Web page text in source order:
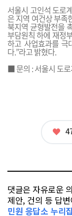
서울시 고인석 도로
은 지역 여건상 부족
북지역 균형발전을
부담원칙 하에 재정
하고 사업효과를 극
다.”라고 밝혔다.
■ 문의 : 서울시 도
좋
댓글은 자유로운
제안, 건의 등 답
민원 응답소 누리